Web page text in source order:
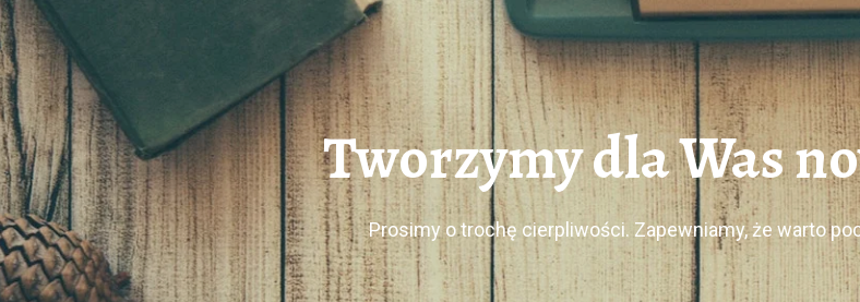
Tworzymy dla Was
Prosimy o trochę cierpliwości. Zapewniamy, że warto